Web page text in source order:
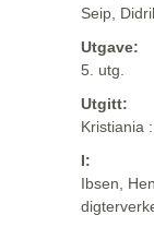
Seip,
Utgave:
5. utg.
Utgitt:
Kristiania
I:
Ibsen,